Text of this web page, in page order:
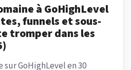
à GoHighLevel
funnels et sous-
tromper dans les
GoHighLevel en 30